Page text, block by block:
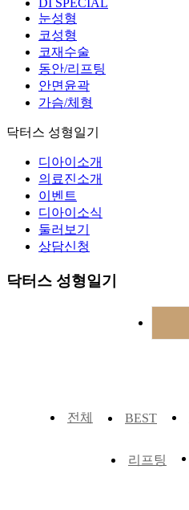
눈성형
코성형
코재수술
동안/리프팅
안면윤곽
가슴/체형
닥터스 성형일기
디아이소개
의료진소개
이벤트
디아이소식
둘러보기
상담신청
닥터스 성형일기
전체 BEST
리프팅